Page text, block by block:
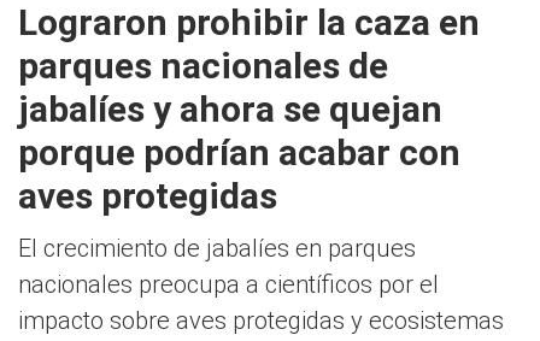
Lograron prohibir la caza en
parques nacionales de
jabalíes y ahora se quejan
porque podrían acabar con
aves protegidas
El crecimiento de jabalíes en parques
nacionales preocupa a científicos por el
impacto sobre aves protegidas y ecosistemas